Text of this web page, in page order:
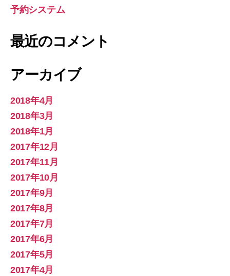
予約システム
最近のコメント
アーカイブ
2018年4月
2018年3月
2018年1月
2017年12月
2017年11月
2017年10月
2017年9月
2017年8月
2017年7月
2017年6月
2017年5月
2017年4月